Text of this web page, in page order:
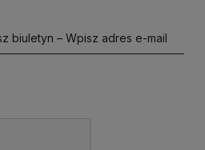
biuletyn – Wpisz adres e-mail